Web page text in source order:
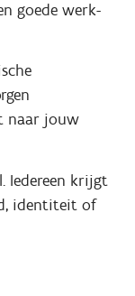
goede werk-
naar jouw
Iedereen krijgt
identiteit of